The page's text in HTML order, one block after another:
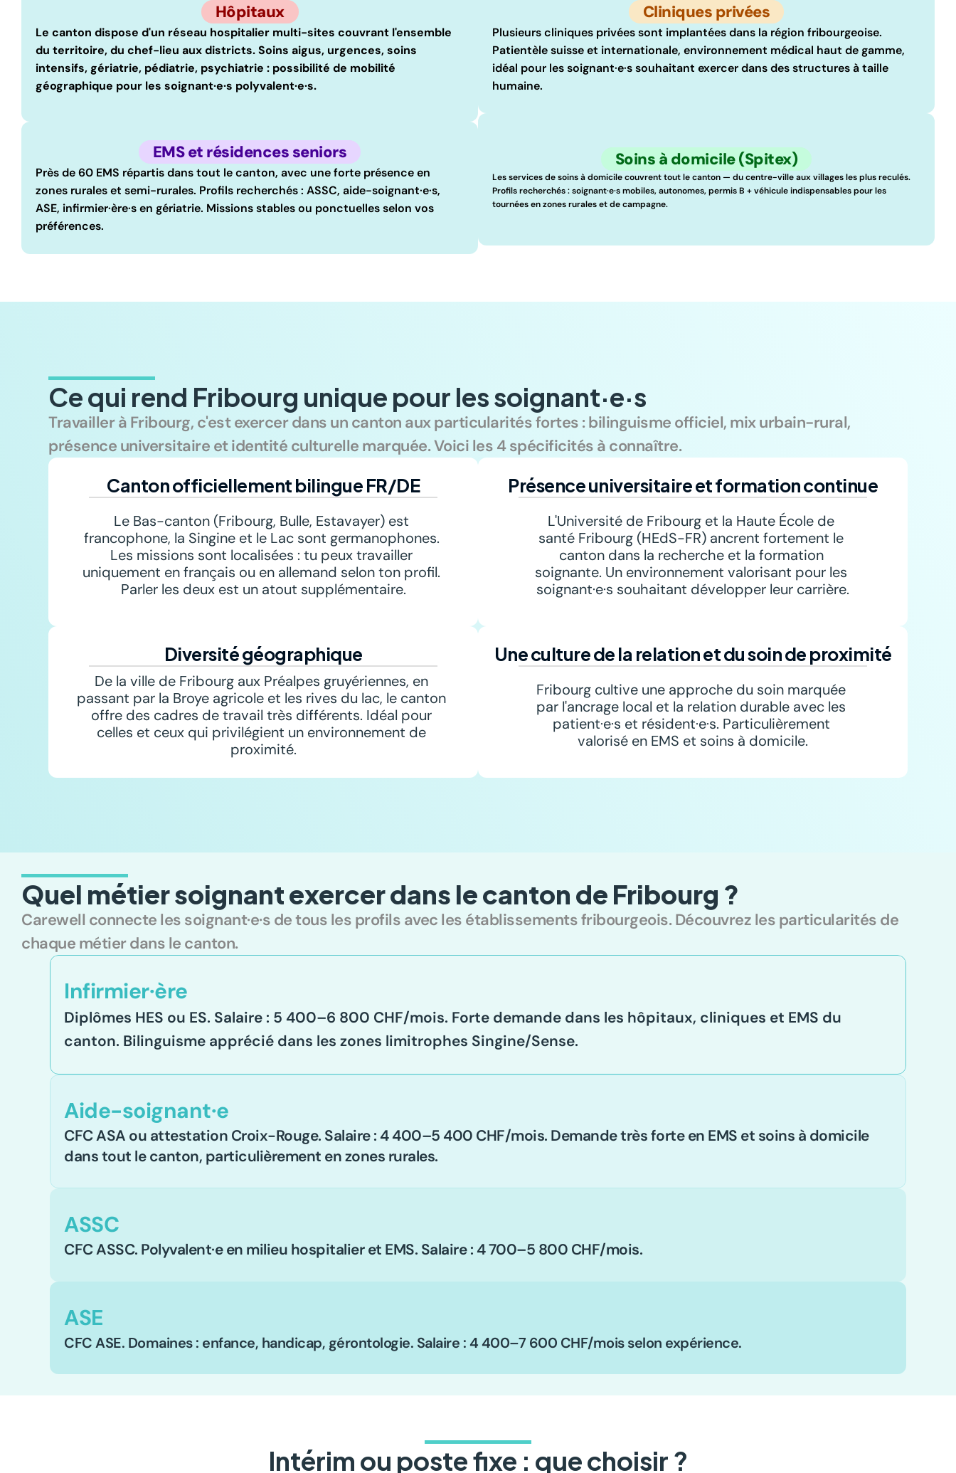
Hôpitaux
Le canton dispose d'un réseau hospitalier multi-sites couvrant l'ensemble
du territoire, du chef-lieu aux districts. Soins aigus, urgences, soins
intensifs, gériatrie, pédiatrie, psychiatrie : possibilité de mobilité
géographique pour les soignant·e·s polyvalent·e·s.
EMS et résidences seniors
Près de 60 EMS répartis dans tout le canton, avec une forte présence en
zones rurales et semi-rurales. Profils recherchés : ASSC, aide-soignant·e·s,
ASE, infirmier·ère·s en gériatrie. Missions stables ou ponctuelles selon vos
préférences.
Cliniques privées
Plusieurs cliniques privées sont implantées dans la région fribourgeoise.
Patientèle suisse et internationale, environnement médical haut de gamme,
idéal pour les soignant·e·s souhaitant exercer dans des structures à taille
humaine.
Soins à domicile (Spitex)
Les services de soins à domicile couvrent tout le canton — du centre-ville aux villages les plus reculés.
Profils recherchés : soignant·e·s mobiles, autonomes, permis B + véhicule indispensables pour les
tournées en zones rurales et de campagne.
Ce qui rend Fribourg unique pour les soignant·e·s
Travailler à Fribourg, c'est exercer dans un canton aux particularités fortes : bilinguisme officiel, mix urbain-rural,
présence universitaire et identité culturelle marquée. Voici les 4 spécificités à connaître.
Canton officiellement bilingue FR/DE
Le Bas-canton (Fribourg, Bulle, Estavayer) est
francophone, la Singine et le Lac sont germanophones.
Les missions sont localisées : tu peux travailler
uniquement en français ou en allemand selon ton profil.
Parler les deux est un atout supplémentaire.
Présence universitaire et formation continue
L'Université de Fribourg et la Haute École de
santé Fribourg (HEdS-FR) ancrent fortement le
canton dans la recherche et la formation
soignante. Un environnement valorisant pour les
soignant·e·s souhaitant développer leur carrière.
Diversité géographique
De la ville de Fribourg aux Préalpes gruyériennes, en
passant par la Broye agricole et les rives du lac, le canton
offre des cadres de travail très différents. Idéal pour
celles et ceux qui privilégient un environnement de
proximité.
Une culture de la relation et du soin de proximité
Fribourg cultive une approche du soin marquée
par l'ancrage local et la relation durable avec les
patient·e·s et résident·e·s. Particulièrement
valorisé en EMS et soins à domicile.
Quel métier soignant exercer dans le canton de Fribourg ?
Carewell connecte les soignant·e·s de tous les profils avec les établissements fribourgeois. Découvrez les particularités de
chaque métier dans le canton.
Infirmier·ère
Diplômes HES ou ES. Salaire : 5 400–6 800 CHF/mois. Forte demande dans les hôpitaux, cliniques et EMS du
canton. Bilinguisme apprécié dans les zones limitrophes Singine/Sense.
Aide-soignant·e
CFC ASA ou attestation Croix-Rouge. Salaire : 4 400–5 400 CHF/mois. Demande très forte en EMS et soins à domicile
dans tout le canton, particulièrement en zones rurales.
ASSC
CFC ASSC. Polyvalent·e en milieu hospitalier et EMS. Salaire : 4 700–5 800 CHF/mois.
ASE
CFC ASE. Domaines : enfance, handicap, gérontologie. Salaire : 4 400–7 600 CHF/mois selon expérience.
Intérim ou poste fixe : que choisir ?